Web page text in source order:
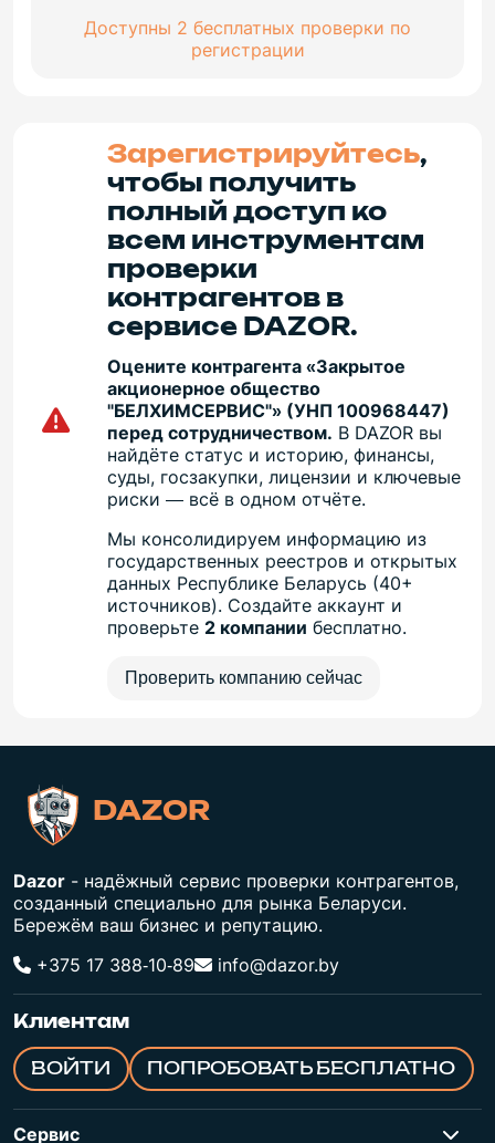
Доступны 2 бесплатных проверки по
регистрации
Зарегистрируйтесь,
чтобы получить
полный доступ ко
всем инструментам
проверки
контрагентов в
сервисе DAZOR.
Оцените контрагента «Закрытое
акционерное общество
"БЕЛХИМСЕРВИС"» (УНП 100968447)
перед сотрудничеством. В DAZOR вы
найдёте статус и историю, финансы,
суды, госзакупки, лицензии и ключевые
риски — всё в одном отчёте.
Мы консолидируем информацию из
государственных реестров и открытых
данных Республике Беларусь (40+
источников). Создайте аккаунт и
проверьте2 компании бесплатно.
Проверить компанию сейчас
DAZOR
Dazor - надёжный сервис проверки контрагентов,
созданный специально для рынка Беларуси.
Бережём ваш бизнес и репутацию.
+375 17 388‑10‑89
info@dazor.by
Клиентам
ВОЙТИ ПОПРОБОВАТЬ БЕСПЛАТНО
Сервис